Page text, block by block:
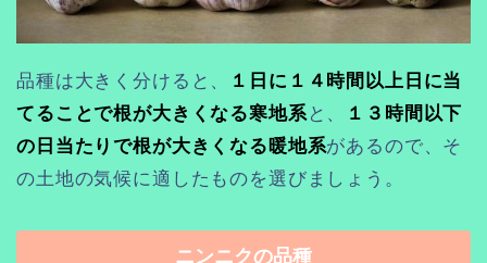
品種は大きく分けると、
１日に１４時間以上日に当
てることで根が大きくなる寒地系と、
１３時間以下
の日当たりで根が大きくなる暖地系があるので、そ
の土地の気候に適したものを選びましょう。
ニンニクの品種